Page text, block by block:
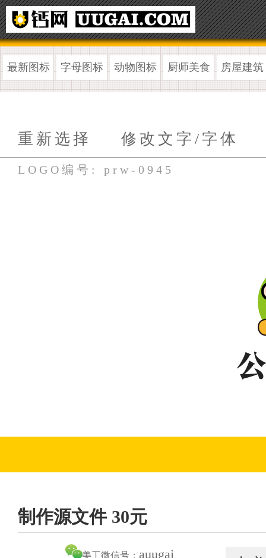
最新图标 字母图标 动物图标 厨师美食 房屋建筑
重新选择 修改文字/字体
LOGO编号: prw-0945
制作源文件 30元
美工微信号： auugai